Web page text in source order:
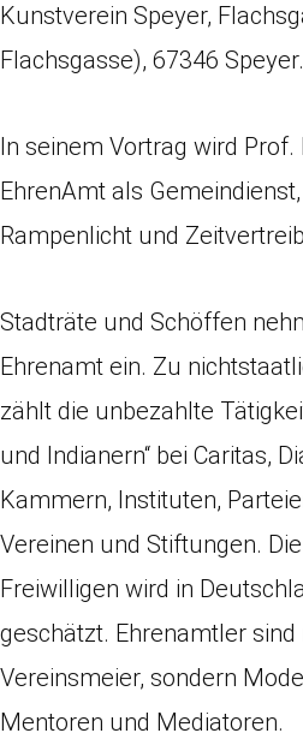
Kunstverein Speyer,
Flachsgasse), 67346
In seinem Vortrag wird Prof.
EhrenAmt als
Rampenlicht und
Stadträte und Schöffen
Ehrenamt ein. Zu
zählt die unbezahlte
und Indianern“ bei Caritas,
Kammern, Instituten,
Vereinen und Stiftungen.
Freiwilligen wird in
geschätzt. Ehrenamtler
Vereinsmeier, sondern
Mentoren und Mediatoren.